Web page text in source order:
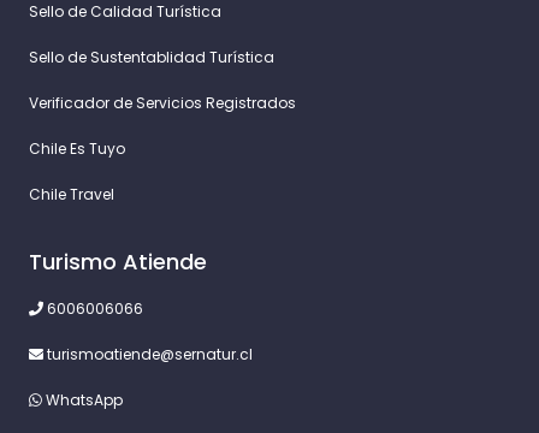
Sello de Calidad Turística
Sello de Sustentablidad Turística
Verificador de Servicios Registrados
Chile Es Tuyo
Chile Travel
Turismo Atiende
6006006066
turismoatiende@sernatur.cl
WhatsApp